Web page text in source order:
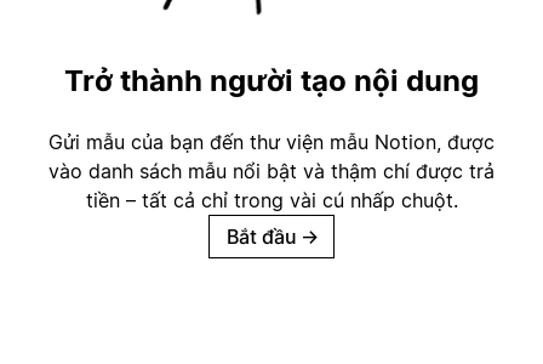
Trở thành người tạo nội dung
Gửi mẫu của bạn đến thư viện mẫu Notion, được
vào danh sách mẫu nổi bật và thậm chí được trả
tiền – tất cả chỉ trong vài cú nhấp chuột.
Bắt đầu →